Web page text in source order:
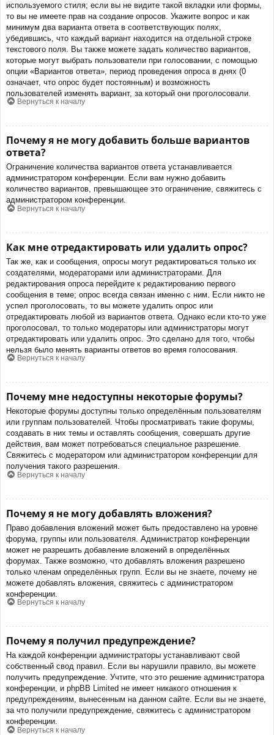
используемого стиля; если вы не видите такой вкладки или формы,
то вы не имеете прав на создание опросов. Укажите вопрос и как
минимум два варианта ответа в соответствующих полях,
убедившись, что каждый вариант находится на отдельной строке
текстового поля. Вы также можете задать количество вариантов,
которые могут выбрать пользователи при голосовании, с помощью
опции «Вариантов ответа», период проведения опроса в днях (0
означает, что опрос будет постоянным) и возможность
пользователей изменять вариант, за который они проголосовали.
Вернуться к началу
Почему я не могу добавить больше вариантов
ответа?
Ограничение количества вариантов ответа устанавливается
администратором конференции. Если вам нужно добавить
количество вариантов, превышающее это ограничение, свяжитесь с
администратором конференции.
Вернуться к началу
Как мне отредактировать или удалить опрос?
Так же, как и сообщения, опросы могут редактироваться только их
создателями, модераторами или администраторами. Для
редактирования опроса перейдите к редактированию первого
сообщения в теме; опрос всегда связан именно с ним. Если никто не
успел проголосовать, то вы можете удалить опрос или
отредактировать любой из вариантов ответа. Однако если кто-то уже
проголосовал, то только модераторы или администраторы могут
отредактировать или удалить опрос. Это сделано для того, чтобы
нельзя было менять варианты ответов во время голосования.
Вернуться к началу
Почему мне недоступны некоторые форумы?
Некоторые форумы доступны только определённым пользователям
или группам пользователей. Чтобы просматривать такие форумы,
создавать в них темы и оставлять сообщения, совершать другие
действия, вам может потребоваться специальное разрешение.
Свяжитесь с модератором или администратором конференции для
получения такого разрешения.
Вернуться к началу
Почему я не могу добавлять вложения?
Право добавления вложений может быть предоставлено на уровне
форума, группы или пользователя. Администратор конференции
может не разрешить добавление вложений в определённых
форумах. Также возможно, что добавлять вложения разрешено
только членам определённых групп. Если вы не знаете, почему не
можете добавлять вложения, свяжитесь с администратором
конференции.
Вернуться к началу
Почему я получил предупреждение?
На каждой конференции администраторы устанавливают свой
собственный свод правил. Если вы нарушили правило, вы можете
получить предупреждение. Учтите, что это решение администратора
конференции, и phpBB Limited не имеет никакого отношения к
предупреждениям, вынесенным на данном сайте. Если вы не знаете,
за что получили предупреждение, свяжитесь с администратором
конференции.
Вернуться к началу